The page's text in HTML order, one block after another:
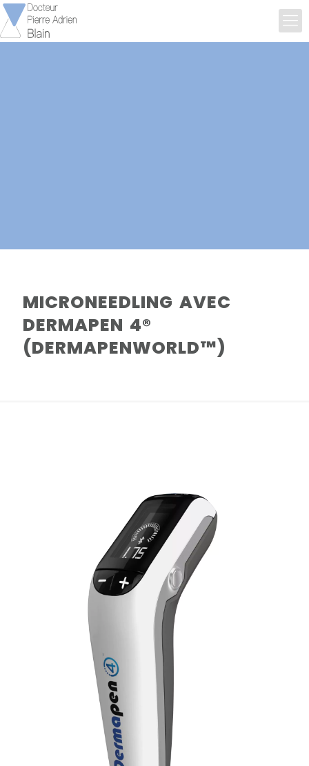
MICRONEEDLING AVEC
DERMAPEN 4®
(DERMAPENWORLD™️)